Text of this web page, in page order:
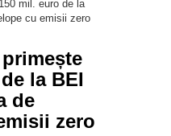
la BEI
de
zero